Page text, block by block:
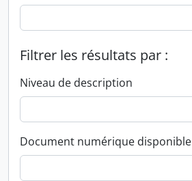
Filtrer les résultats par :
Niveau de description
Document numérique disponible